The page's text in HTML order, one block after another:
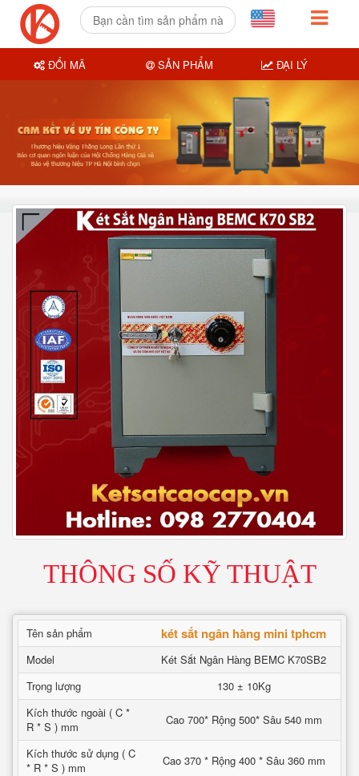
THÔNG SỐ KỸ THUẬT
Tên sản phẩm két sắt ngân hàng mini tphcm
Model
Két Sắt Ngân Hàng BEMC K70SB2
Trọng lượng
130 ± 10Kg
Kích thước ngoài ( C *
R * S ) mm
Cao 700* Rộng 500* Sâu 540 mm
Kích thước sử dụng ( C
* R * S ) mm
Cao 370 * Rộng 400 * Sâu 360 mm
ĐỔI MÃ SẢN PHẨM ĐẠI LÝ